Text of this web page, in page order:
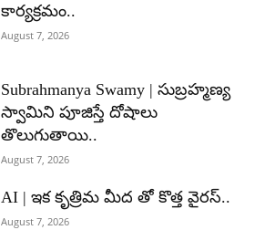
కార్యక్రమం..
August 7, 2026
Subrahmanya Swamy | సుబ్రహ్మణ్య
స్వామిని పూజిస్తే దోషాలు
తొలుగుతాయి..
August 7, 2026
AI | ఇక కృత్రిమ మీద తో కొత్త వైరస్..
August 7, 2026